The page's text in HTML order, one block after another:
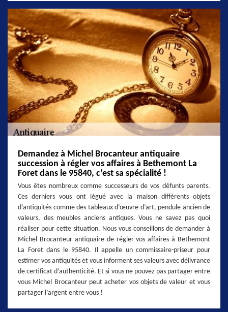
Demandez à Michel Brocanteur antiquaire
succession à régler vos affaires à Bethemont La
Foret dans le 95840, c’est sa spécialité !
Vous êtes nombreux comme successeurs de vos défunts parents.
Ces derniers vous ont légué avec la maison différents objets
d’antiquités comme des tableaux d’œuvre d’art, pendule ancien de
valeurs, des meubles anciens antiques. Vous ne savez pas quoi
réaliser pour cette situation. Nous vous conseillons de demander à
Michel Brocanteur antiquaire de régler vos affaires à Bethemont
La Foret dans le 95840. Il appelle un commissaire-priseur pour
estimer vos antiquités et vous informent ses valeurs avec délivrance
de certificat d’authenticité. Et si vous ne pouvez pas partager entre
vous Michel Brocanteur peut acheter vos objets de valeur et vous
partager l’argent entre vous !